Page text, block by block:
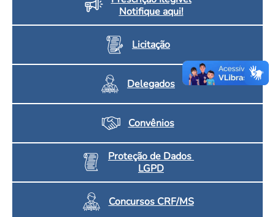
Notifique aqui!
Licitação
Delegados
Convênios
Proteção de Dados
LGPD
Concursos CRF/MS